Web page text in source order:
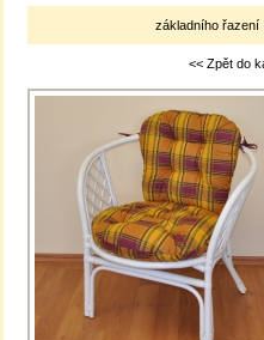
základního
<< Zpět do